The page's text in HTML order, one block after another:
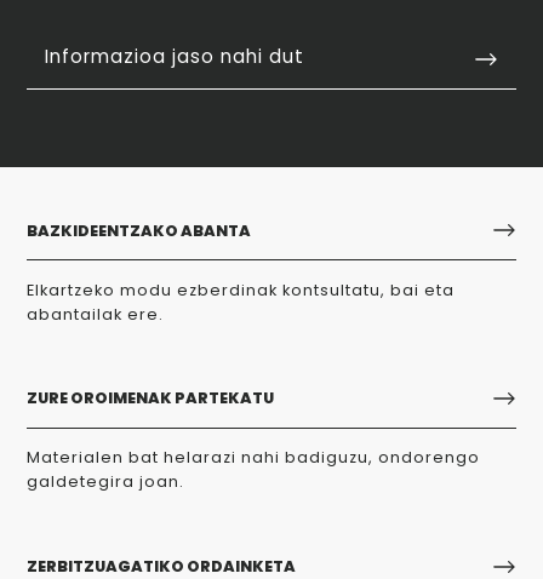
Informazioa jaso nahi dut
BAZKIDEENTZAKO ABANTA
Elkartzeko modu ezberdinak kontsultatu, bai eta
abantailak ere.
ZURE OROIMENAK PARTEKATU
Materialen bat helarazi nahi badiguzu, ondorengo
galdetegira joan.
ZERBITZUAGATIKO ORDAINKETA